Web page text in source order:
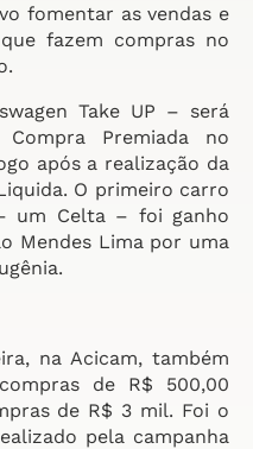
fomentar as vendas e
fazem compras no
Take UP – será
Premiada no
após a realização da
O primeiro carro
um Celta – foi ganho
Mendes Lima por uma
na Acicam, também
de R$ 500,00
de R$ 3 mil. Foi o
pela campanha